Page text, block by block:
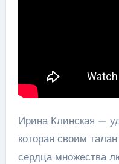
Ирина Клинская —
которая своим
сердца множества